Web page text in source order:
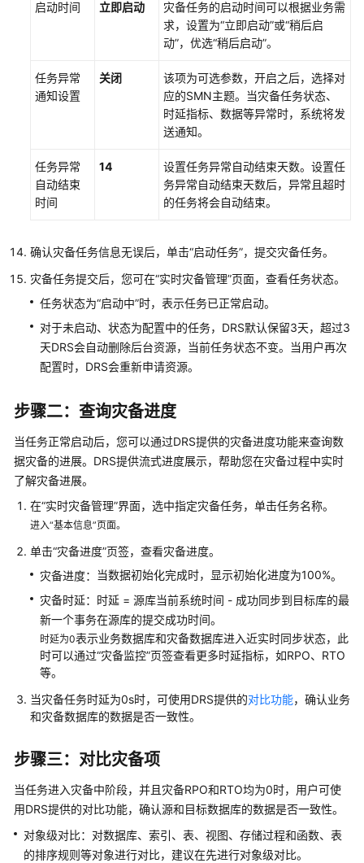
启动时间 立即启动
灾备任务的启动时间可以根据业务需
求，设置为“立即启动”或“稍后启
动”，优选“稍后启动”。
任务异常
通知设置
关闭
该项为可选参数，开启之后，选择对
应的SMN主题。当灾备任务状态、
时延指标、数据等异常时，系统将发
送通知。
任务异常
自动结束
时间
14
设置任务异常自动结束天数。设置任
务异常自动结束天数后，异常且超时
的任务将会自动结束。
确认灾备任务信息无误后，单击“启动任务”，提交灾备任务。
灾备任务提交后，您可在“实时灾备管理”页面，查看任务状态。
任务状态为“启动中”时，表示任务已正常启动。
对于未启动、状态为配置中的任务，DRS默认保留3天，超过3
天DRS会自动删除后台资源，当前任务状态不变。当用户再次
配置时，DRS会重新申请资源。
步骤二：查询灾备进度
当任务正常启动后，您可以通过DRS提供的灾备进度功能来查询数
据灾备的进展。DRS提供流式进度展示，帮助您在灾备过程中实时
了解灾备进展。
在“实时灾备管理”界面，选中指定灾备任务，单击任务名称。
进入“基本信息”页面。
单击“灾备进度”页签， 查看灾备进度。
灾备进度： 当数据初始化完成时，显示初始化进度为100%。
灾备时延：时延 = 源库当前系统时间 - 成功同步到目标库的最
新一个事务在源库的提交成功时间。
时延为0表示业务数据库和灾备数据库进入近实时同步状态，此
时可以通过“灾备监控”页签查看更多时延指标，如RPO、RTO
等。
当灾备任务时延为0s时，可使用DRS提供的对比功能，确认业务
和灾备数据库的数据是否一致性。
步骤三：对比灾备项
当任务进入灾备中阶段，并且灾备RPO和RTO均为0时，用户可使
用DRS提供的对比功能，确认源和目标数据库的数据是否一致性。
对象级对比：对数据库、索引、表、视图、存储过程和函数、表
的排序规则等对象进行对比，建议在先进行对象级对比。